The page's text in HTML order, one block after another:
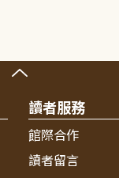
讀者服務
館際合作
讀者留言